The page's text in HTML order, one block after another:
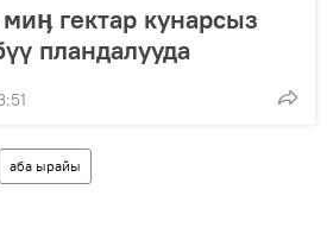
гектар кунарсыз
пландалууда
аба ырайы